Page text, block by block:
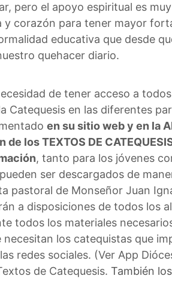
pero el apoyo espiritual es
y corazón para tener mayor
educativa que desde
quehacer diario.
de tener acceso a
Catequesis en las diferentes
en su sitio web y en la
los TEXTOS DE
, tanto para los jóvenes
ser descargados de
pastoral de Monseñor Juan
a disposiciones de todos los
todos los materiales
los catequistas que
redes sociales. (Ver App
de Catequesis. También